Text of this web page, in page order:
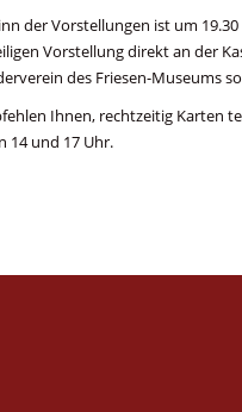
der Vorstellungen ist um
Vorstellung direkt an der
des Friesen-Museums
Ihnen, rechtzeitig Karten
14 und 17 Uhr.